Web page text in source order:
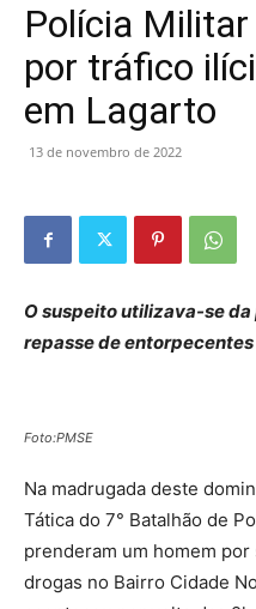
Polícia
por tráfico
em Lagarto
13 de novembro de 2022
O suspeito utilizava-se
repasse de entorpecentes
Foto:PMSE
Na madrugada deste
Tática do 7° Batalhão de
prenderam um homem
drogas no Bairro Cidade